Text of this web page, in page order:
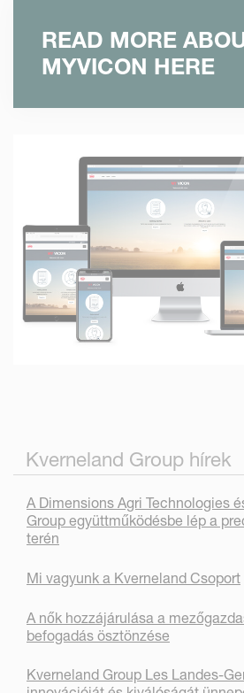
READ MORE
MYVICON HERE
Kverneland Group hírek
A Dimensions Agri Technologies
Group együttműködésbe lép a
terén
Mi vagyunk a Kverneland Csoport
A nők hozzájárulása a
befogadás ösztönzése
Kverneland Group Les Landes-